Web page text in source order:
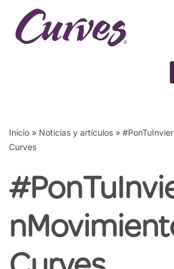
Saltar
Inicio » Noticias y artículos »
Curves